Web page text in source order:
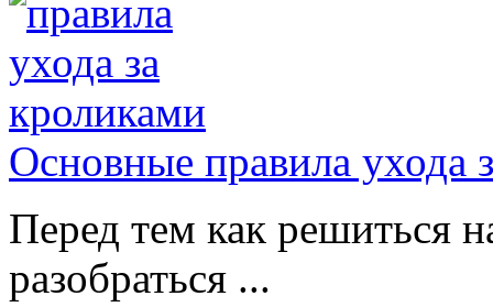
Основные правила ухода
Перед тем как решиться
разобраться ...